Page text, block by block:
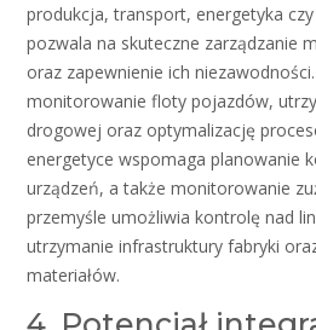
produkcja, transport, energetyka czy
pozwala na skuteczne zarządzanie
oraz zapewnienie ich
monitorowanie floty pojazdów,
drogowej oraz optymalizację
energetyce wspomaga planowanie
urządzeń, a także monitorowanie
przemyśle umożliwia kontrolę nad
utrzymanie infrastruktury fabryki
materiałów.